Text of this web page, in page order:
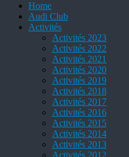
Home
Audi Club
Activités
Activités 2023
Activités 2022
Activités 2021
Activités 2020
Activités 2019
Activités 2018
Activités 2017
Activités 2016
Activités 2015
Activités 2014
Activités 2013